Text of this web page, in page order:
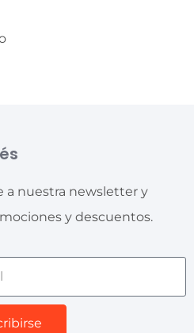
a nuestra newsletter y
y descuentos.